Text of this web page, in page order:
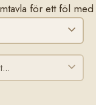
för ett föl